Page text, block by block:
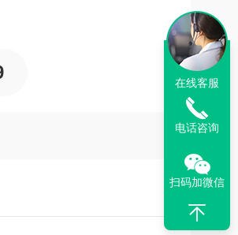
在线客服
电话咨询
扫码加微信